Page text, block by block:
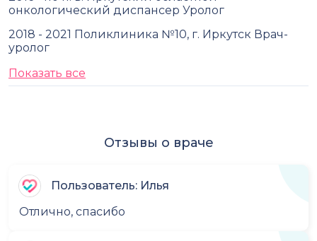
онкологический диспансер Уролог
2018 - 2021 Поликлиника №10, г. Иркутск Врач-
уролог
Показать все
Отзывы о враче
Пользователь: Илья
Отлично, спасибо